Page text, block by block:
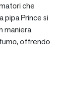
che
pipa Prince si
maniera
offrendo